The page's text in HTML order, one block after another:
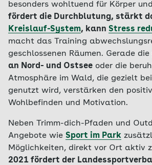
besonders wohltuend für Körper
fördert die Durchblutung, stärkt
Kreislauf-System, kann Stress
macht das Training
geschlossenen Räumen. Gerade die
an Nord- und Ostsee oder die
Atmosphäre im Wald, die gezielt
genutzt wird, verstärken den
Wohlbefinden und Motivation.
Neben Trimm-dich-Pfaden und
Angebote wie Sport im Park
Möglichkeiten, direkt vor Ort aktiv
2021 fördert der